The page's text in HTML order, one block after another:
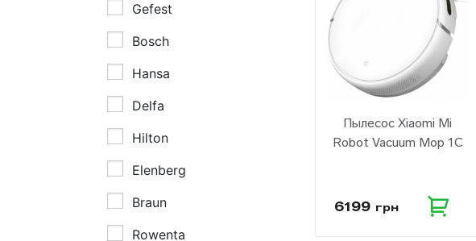
Gefest
Bosch
Hansa
Delfa
Hilton
Elenberg
Braun
Rowenta
Пылесос Xiaomi Mi
Robot Vacuum Mop 1C
6199 грн